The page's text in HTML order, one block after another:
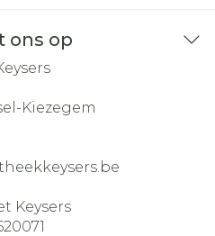
ons op
Kiezegem
Keysers